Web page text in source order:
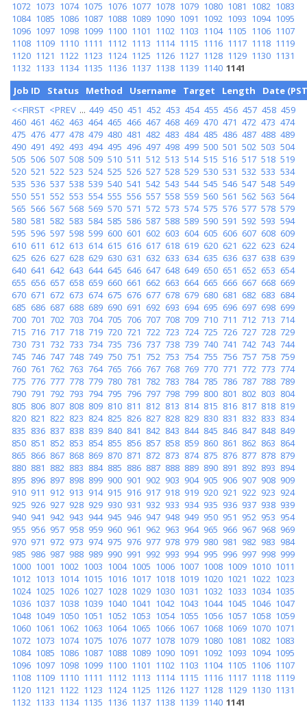
1072 1073 1074 1075 1076 1077 1078 1079 1080 1081 1082 1083
1084 1085 1086 1087 1088 1089 1090 1091 1092 1093 1094 1095
1096 1097 1098 1099 1100 1101 1102 1103 1104 1105 1106 1107
1108 1109 1110 1111 1112 1113 1114 1115 1116 1117 1118 1119
1120 1121 1122 1123 1124 1125 1126 1127 1128 1129 1130 1131
1132 1133 1134 1135 1136 1137 1138 1139 1140 1141
Job ID
Status Method Username Target Length
Date
<<FIRST <PREV ... 449 450 451 452 453 454 455 456 457 458 459
460 461 462 463 464 465 466 467 468 469 470 471 472 473 474
475 476 477 478 479 480 481 482 483 484 485 486 487 488 489
490 491 492 493 494 495 496 497 498 499 500 501 502 503 504
505 506 507 508 509 510 511 512 513 514 515 516 517 518 519
520 521 522 523 524 525 526 527 528 529 530 531 532 533 534
535 536 537 538 539 540 541 542 543 544 545 546 547 548 549
550 551 552 553 554 555 556 557 558 559 560 561 562 563 564
565 566 567 568 569 570 571 572 573 574 575 576 577 578 579
580 581 582 583 584 585 586 587 588 589 590 591 592 593 594
595 596 597 598 599 600 601 602 603 604 605 606 607 608 609
610 611 612 613 614 615 616 617 618 619 620 621 622 623 624
625 626 627 628 629 630 631 632 633 634 635 636 637 638 639
640 641 642 643 644 645 646 647 648 649 650 651 652 653 654
655 656 657 658 659 660 661 662 663 664 665 666 667 668 669
670 671 672 673 674 675 676 677 678 679 680 681 682 683 684
685 686 687 688 689 690 691 692 693 694 695 696 697 698 699
700 701 702 703 704 705 706 707 708 709 710 711 712 713 714
715 716 717 718 719 720 721 722 723 724 725 726 727 728 729
730 731 732 733 734 735 736 737 738 739 740 741 742 743 744
745 746 747 748 749 750 751 752 753 754 755 756 757 758 759
760 761 762 763 764 765 766 767 768 769 770 771 772 773 774
775 776 777 778 779 780 781 782 783 784 785 786 787 788 789
790 791 792 793 794 795 796 797 798 799 800 801 802 803 804
805 806 807 808 809 810 811 812 813 814 815 816 817 818 819
820 821 822 823 824 825 826 827 828 829 830 831 832 833 834
835 836 837 838 839 840 841 842 843 844 845 846 847 848 849
850 851 852 853 854 855 856 857 858 859 860 861 862 863 864
865 866 867 868 869 870 871 872 873 874 875 876 877 878 879
880 881 882 883 884 885 886 887 888 889 890 891 892 893 894
895 896 897 898 899 900 901 902 903 904 905 906 907 908 909
910 911 912 913 914 915 916 917 918 919 920 921 922 923 924
925 926 927 928 929 930 931 932 933 934 935 936 937 938 939
940 941 942 943 944 945 946 947 948 949 950 951 952 953 954
955 956 957 958 959 960 961 962 963 964 965 966 967 968 969
970 971 972 973 974 975 976 977 978 979 980 981 982 983 984
985 986 987 988 989 990 991 992 993 994 995 996 997 998 999
1000 1001 1002 1003 1004 1005 1006 1007 1008 1009 1010 1011
1012 1013 1014 1015 1016 1017 1018 1019 1020 1021 1022 1023
1024 1025 1026 1027 1028 1029 1030 1031 1032 1033 1034 1035
1036 1037 1038 1039 1040 1041 1042 1043 1044 1045 1046 1047
1048 1049 1050 1051 1052 1053 1054 1055 1056 1057 1058 1059
1060 1061 1062 1063 1064 1065 1066 1067 1068 1069 1070 1071
1072 1073 1074 1075 1076 1077 1078 1079 1080 1081 1082 1083
1084 1085 1086 1087 1088 1089 1090 1091 1092 1093 1094 1095
1096 1097 1098 1099 1100 1101 1102 1103 1104 1105 1106 1107
1108 1109 1110 1111 1112 1113 1114 1115 1116 1117 1118 1119
1120 1121 1122 1123 1124 1125 1126 1127 1128 1129 1130 1131
1132 1133 1134 1135 1136 1137 1138 1139 1140 1141